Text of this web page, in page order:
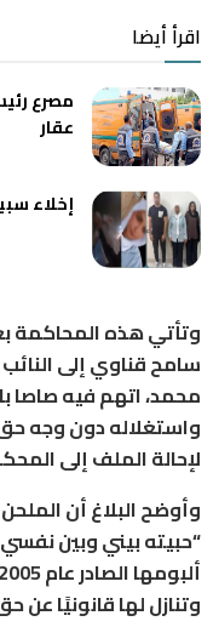
اقرأ أيضا
مصرع
عقار
إخلاء سبيل
وتأتي هذه المحاكمة
سامح قناوي إلى
محمد، اتهم فيه صاصا
واستغلاله دون وجه
لإحالة الملف إلى
وأوضح البلاغ أن
“حبيته بيني وبين
وتنازل لها قانونيًا عن